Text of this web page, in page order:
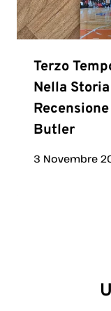
Terzo
Nella
Butler
3 Novembre